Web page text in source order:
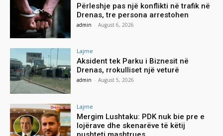
Përleshje pas një konflikti në trafik në
Drenas, tre persona arrestohen
admin - August 6, 2026
Lajme
Aksident tek Parku i Biznesit në
Drenas, rrokulliset një veturë
admin - August 5, 2026
Lajme
Mergim Lushtaku: PDK nuk bie pre e
lojërave dhe skenarëve të këtij